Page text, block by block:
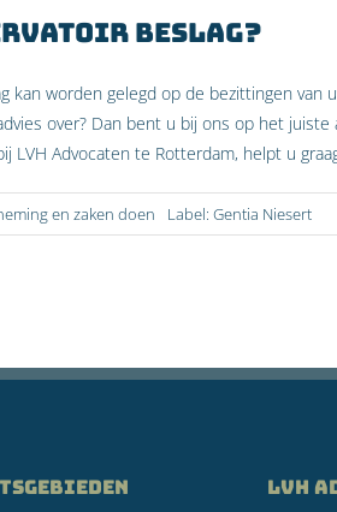
beslag?
kan worden gelegd op de bezittingen van
over? Dan bent u bij ons op het
LVH Advocaten te Rotterdam, helpt u
en zaken doen Label: Gentia Niesert
LVH